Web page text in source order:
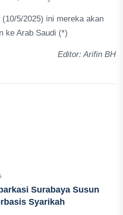
5/2025) ini mereka akan
ke Arab Saudi (*)
Editor: Arifin BH
Surabaya Susun
Syarikah